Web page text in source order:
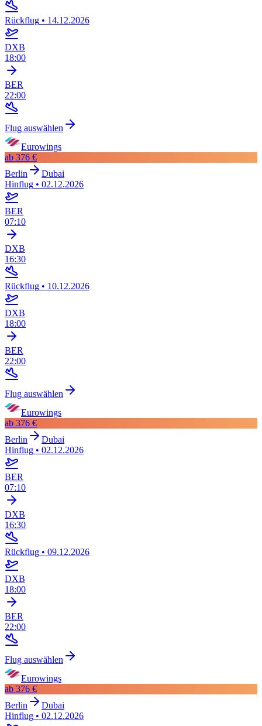
Rückflug • 14.12.2026
DXB
18:00
BER
22:00
Flug auswählen
Eurowings
ab 376 €
Berlin
Dubai
Hinflug • 02.12.2026
BER
07:10
DXB
16:30
Rückflug • 10.12.2026
DXB
18:00
BER
22:00
Flug auswählen
Eurowings
ab 376 €
Berlin
Dubai
Hinflug • 02.12.2026
BER
07:10
DXB
16:30
Rückflug • 09.12.2026
DXB
18:00
BER
22:00
Flug auswählen
Eurowings
ab 376 €
Berlin
Dubai
Hinflug • 02.12.2026